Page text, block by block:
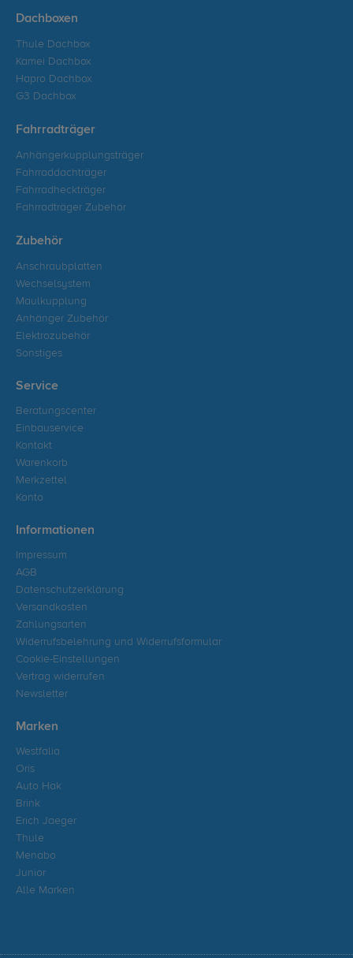
Dachboxen
Thule Dachbox
Kamei Dachbox
Hapro Dachbox
G3 Dachbox
Fahrradträger
Anhängerkupplungsträger
Fahrraddachträger
Fahrradheckträger
Fahrradträger Zubehör
Zubehör
Anschraubplatten
Wechselsystem
Maulkupplung
Anhänger Zubehör
Elektrozubehör
Sonstiges
Service
Beratungscenter
Einbauservice
Kontakt
Warenkorb
Merkzettel
Konto
Informationen
Impressum
AGB
Datenschutzerklärung
Versandkosten
Zahlungsarten
Widerrufsbelehrung und Widerrufsformular
Cookie-Einstellungen
Vertrag widerrufen
Newsletter
Marken
Westfalia
Oris
Auto Hak
Brink
Erich Jaeger
Thule
Menabo
Junior
Alle Marken